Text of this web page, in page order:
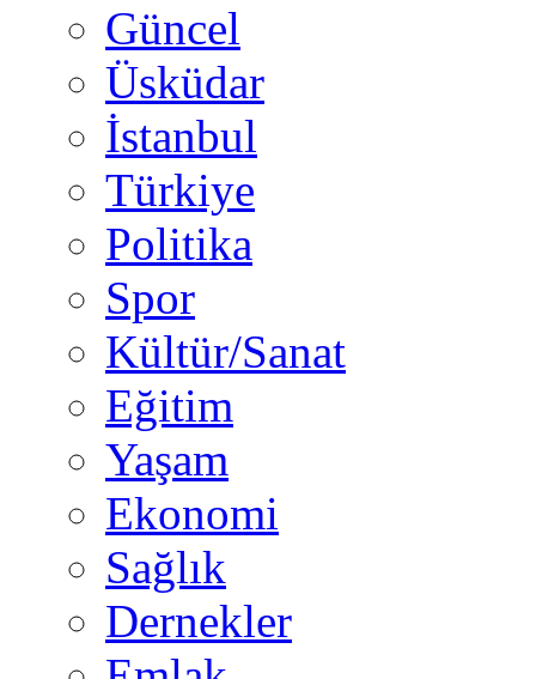
Güncel
Üsküdar
İstanbul
Türkiye
Politika
Spor
Kültür/Sanat
Eğitim
Yaşam
Ekonomi
Sağlık
Dernekler